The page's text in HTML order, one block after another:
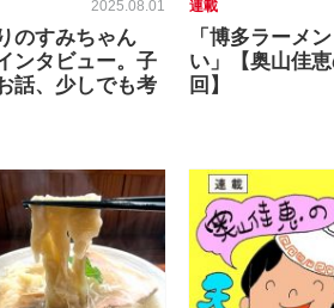
2025.08.01
のすみちゃん
ンタビュー。子
話、少しでも考
連載
「博多ラーメ
い」【奥山佳
回】